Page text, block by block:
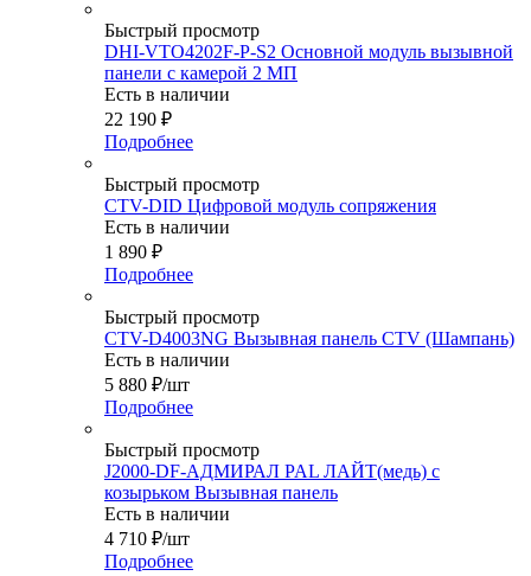
Быстрый просмотр
DHI-VTO4202F-P-S2 Основной модуль вызывной
панели с камерой 2 МП
Есть в наличии
22 190 ₽
Подробнее
Быстрый просмотр
CTV-DID Цифровой модуль сопряжения
Есть в наличии
1 890 ₽
Подробнее
Быстрый просмотр
CTV-D4003NG Вызывная панель CTV (Шампань)
Есть в наличии
5 880 ₽/шт
Подробнее
Быстрый просмотр
J2000-DF-АДМИРАЛ PAL ЛАЙТ(медь) с
козырьком Вызывная панель
Есть в наличии
4 710 ₽/шт
Подробнее